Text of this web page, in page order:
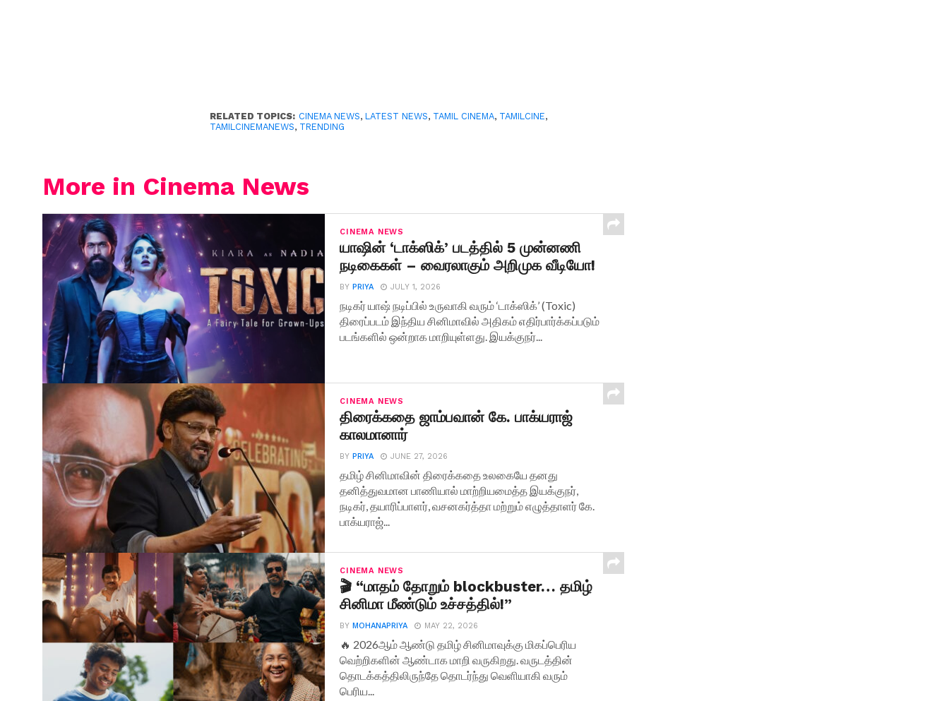
RELATED TOPICS: CINEMA NEWS,LATEST NEWS, TAMIL CINEMA, TAMILCINE,
TAMILCINEMANEWS, TRENDING
More in Cinema News
CINEMA NEWS
யாஷின் ‘டாக்ஸிக்’ படத்தில் 5 முன்னணி
நடிகைகள் – வைரலாகும் அறிமுக வீடியோ!
BY PRIYA JULY 1, 2026
நடிகர் யாஷ் நடிப்பில் உருவாகி வரும் ‘டாக்ஸிக்’ (Toxic)
திரைப்படம் இந்திய சினிமாவில் அதிகம் எதிர்பார்க்கப்படும்
படங்களில் ஒன்றாக மாறியுள்ளது. இயக்குநர்...
CINEMA NEWS
திரைக்கதை ஜாம்பவான் கே. பாக்யராஜ்
காலமானார்
BY PRIYA JUNE 27, 2026
தமிழ் சினிமாவின் திரைக்கதை உலகையே தனது
தனித்துவமான பாணியால் மாற்றியமைத்த இயக்குநர்,
நடிகர், தயாரிப்பாளர், வசனகர்த்தா மற்றும் எழுத்தாளர் கே.
பாக்யராஜ்...
CINEMA NEWS
🎬 “மாதம் தோறும் blockbuster… தமிழ்
சினிமா மீண்டும் உச்சத்தில்!”
BY MOHANAPRIYA MAY 22, 2026
🔥 2026ஆம் ஆண்டு தமிழ் சினிமாவுக்கு மிகப்பெரிய
வெற்றிகளின் ஆண்டாக மாறி வருகிறது. வருடத்தின்
தொடக்கத்திலிருந்தே தொடர்ந்து வெளியாகி வரும்
பெரிய...